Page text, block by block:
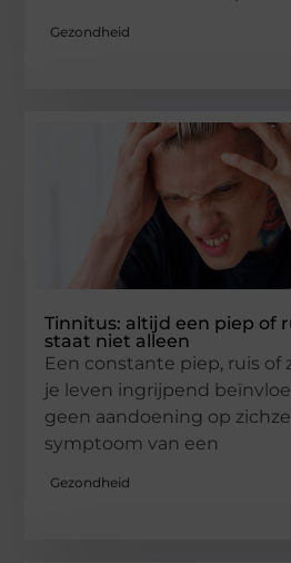
Gezondheid
Tinnitus: altijd een piep of
staat niet alleen
Een constante piep, ruis of
je leven ingrijpend
geen aandoening op
symptoom van een
Gezondheid